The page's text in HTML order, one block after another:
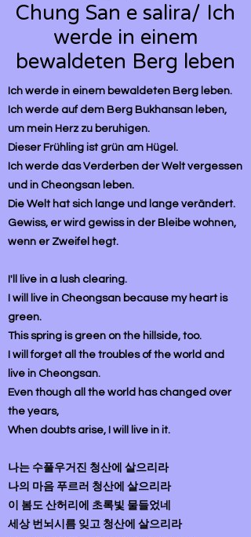
Chung San e salira/ Ich
werde in einem
bewaldeten Berg leben
Ich werde in einem bewaldeten Berg leben.
Ich werde auf dem Berg Bukhansan leben,
um mein Herz zu beruhigen.
Dieser Frühling ist grün am Hügel.
Ich werde das Verderben der Welt vergessen
und in Cheongsan leben.
Die Welt hat sich lange und lange verändert.
Gewiss, er wird gewiss in der Bleibe wohnen,
wenn er Zweifel hegt.
I'll live in a lush clearing.
I will live in Cheongsan because my heart is
green.
This spring is green on the hillside, too.
I will forget all the troubles of the world and
live in Cheongsan.
Even though all the world has changed over
the years,
When doubts arise, I will live in it.
나는 수풀우거진 청산에 살으리라
나의 마음 푸르러 청산에 살으리라
이 봄도 산허리에 초록빛 물들었네
세상 번뇌시름 잊고 청산에 살으리라